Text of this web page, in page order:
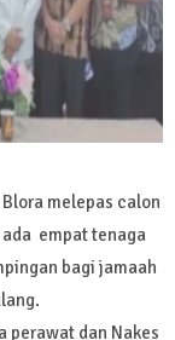
melepas calon
empat tenaga
bagi jamaah
perawat dan Nakes